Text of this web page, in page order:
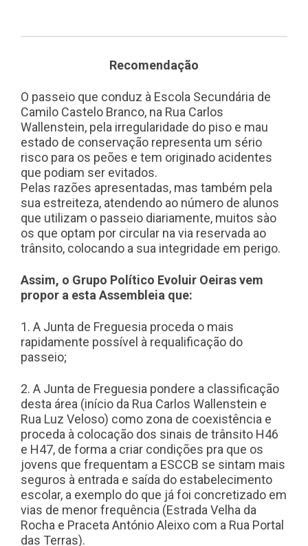
Recomendação
O passeio que conduz à Escola Secundária de
Camilo Castelo Branco, na Rua Carlos
Wallenstein, pela irregularidade do piso e mau
estado de conservação representa um sério
risco para os peões e tem originado acidentes
que podiam ser evitados.
Pelas razões apresentadas, mas também pela
sua estreiteza, atendendo ao número de alunos
que utilizam o passeio diariamente, muitos sào
os que optam por circular na via reservada ao
trânsito, colocando a sua integridade em perigo.
Assim, o Grupo Político Evoluir Oeiras vem
propor a esta Assembleia que:
1. A Junta de Freguesia proceda o mais
rapidamente possível à requalificação do
passeio;
2. A Junta de Freguesia pondere a classificação
desta área (início da Rua Carlos Wallenstein e
Rua Luz Veloso) como zona de coexistência e
proceda à colocação dos sinais de trânsito H46
e H47, de forma a criar condições pra que os
jovens que frequentam a ESCCB se sintam mais
seguros à entrada e saída do estabelecimento
escolar, a exemplo do que já foi concretizado em
vias de menor frequência (Estrada Velha da
Rocha e Praceta António Aleixo com a Rua Portal
das Terras).